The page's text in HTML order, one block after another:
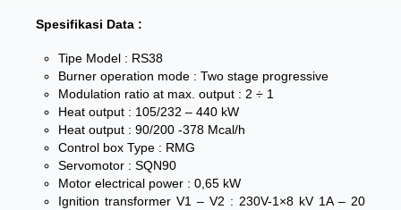
Spesifikasi Data :
Tipe Model : RS38
Burner operation mode : Two stage progressive
Modulation ratio at max. output : 2 ÷ 1
Heat output : 105/232 – 440 kW
Heat output : 90/200 -378 Mcal/h
Control box Type : RMG
Servomotor : SQN90
Motor electrical power : 0,65 kW
Ignition transformer V1 – V2 : 230V-1×8 kV 1A – 20